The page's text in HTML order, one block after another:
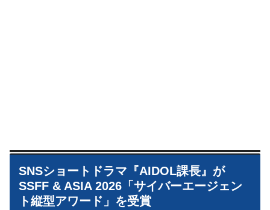
SNSショートドラマ『AIDOL課長』が
SSFF & ASIA 2026「サイバーエージェン
ト縦型アワード」を受賞